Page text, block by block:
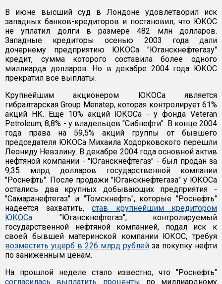
В июне высший суд в Лондоне удовлетворил иск
западных банков-кредиторов и постановил, что ЮКОС
не уплатил долги в размере 482 млн долларов.
Западные кредиторы осенью 2003 года дали
дочернему предприятию ЮКОСа "Юганскнефтегазу"
кредит, сумма которого составила более одного
миллиарда долларов. Но в декабре 2004 года ЮКОС
прекратил все выплаты.
Крупнейшим акционером ЮКОСа является
гибралтарская Group Menatep, которая контролирует 61%
акций НК. Еще 10% акций ЮКОСа - у фонда Veteran
Petroleum, 8,8% - у владельцев "Сибнефти". В конце 2004
года права на 59,5% акций группы от бывшего
председателя ЮКОСа Михаила Ходорковского перешли
Леониду Невзлину. В декабре 2004 года основной актив
нефтяной компании - "Юганскнефтегаз" - был продан за
9,35 млрд долларов государственной компании
"Роснефть". После продажи "Юганскнефтегаза" у ЮКОСа
остались два крупных добывающих предприятия -
"Самаранефтегаз" и "Томскнефть", которые "Роснефть"
надеется захватить, став крупнейшим кредитором
ЮКОСа. "Юганскнефтегаз", контролируемый
государственной нефтяной компанией, подал иск к
своей бывшей материнской компании ЮКОС, требуя
возместить ущерб в 226 млрд рублей за покупку нефти
по заниженным ценам.
На прошлой неделе стало известно, что "Роснефть"
согласилась выплатить проценты по миллиардному